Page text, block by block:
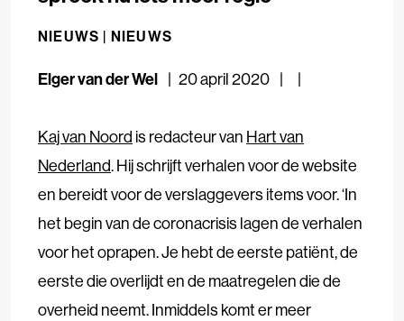
NIEUWS | NIEUWS
Elger van der Wel 20 april 2020
Kaj van Noord is redacteur van Hart van
Nederland. Hij schrijft verhalen voor de website
en bereidt voor de verslaggevers items voor. ‘In
het begin van de coronacrisis lagen de verhalen
voor het oprapen. Je hebt de eerste patiënt, de
eerste die overlijdt en de maatregelen die de
overheid neemt. Inmiddels komt er meer